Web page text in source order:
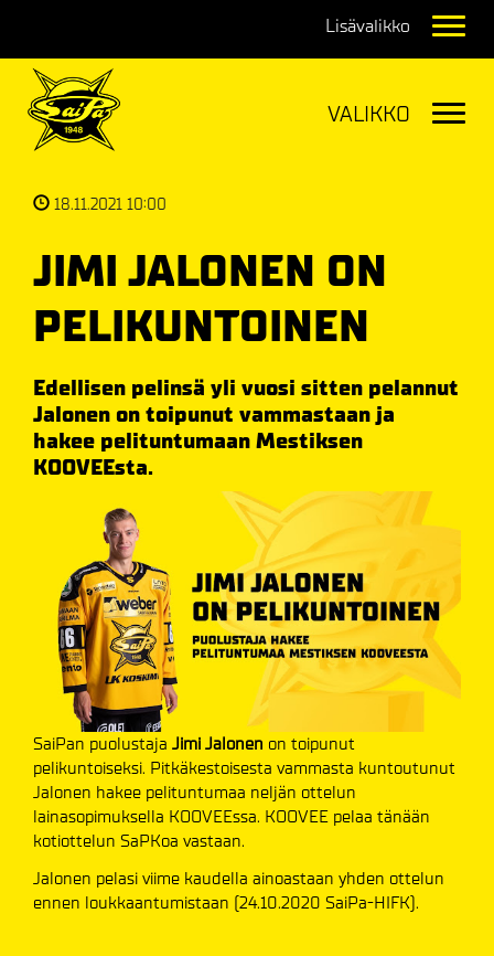
18.11.2021 10:00
JIMI JALONEN ON
PELIKUNTOINEN
Edellisen pelinsä yli vuosi sitten pelannut
Jalonen on toipunut vammastaan ja
hakee pelituntumaan Mestiksen
KOOVEEsta.
SaiPan puolustaja Jimi Jalonen on toipunut
pelikuntoiseksi. Pitkäkestoisesta vammasta kuntoutunut
Jalonen hakee pelituntumaa neljän ottelun
lainasopimuksella KOOVEEssa. KOOVEE pelaa tänään
kotiottelun SaPKoa vastaan.
Jalonen pelasi viime kaudella ainoastaan yhden ottelun
ennen loukkaantumistaan (24.10.2020 SaiPa-HIFK).